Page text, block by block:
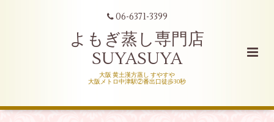
06-6371-3399
よもぎ蒸し専門店
SUYASUYA
大阪 黄土漢方蒸し すやすや
大阪メトロ中津駅②番出口徒歩30秒